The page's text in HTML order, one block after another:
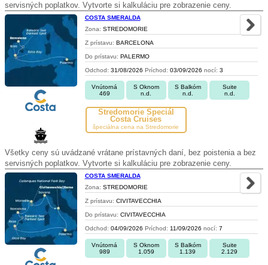
servisných poplatkov. Vytvorte si kalkuláciu pre zobrazenie ceny.
COSTA SMERALDA
Zona: STREDOMORIE
Z prístavu: BARCELONA
Do prístavu: PALERMO
Odchod: 31/08/2026 Príchod: 03/09/2026 nocí: 3
Vnútorná
469
S Oknom
n.d.
S Balkóm
n.d.
Suite
n.d.
Stredomorie Špeciál
Costa Cruises
špeciálna cena na Stredomorie
Všetky ceny sú uvádzané vrátane prístavných daní, bez poistenia a bez
servisných poplatkov. Vytvorte si kalkuláciu pre zobrazenie ceny.
COSTA SMERALDA
Zona: STREDOMORIE
Z prístavu: CIVITAVECCHIA
Do prístavu: CIVITAVECCHIA
Odchod: 04/09/2026 Príchod: 11/09/2026 nocí: 7
Vnútorná
989
S Oknom
1.059
S Balkóm
1.139
Suite
2.129